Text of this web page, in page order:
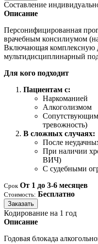
Составление
Описание
Персонифицированная
врачебным консилиумом
Включающая комплексную
мультидисциплинарный
Для кого подходит
Пациентам с:
Наркоманией
Алкоголизмом
тревожность)
В сложных случаях:
После
При наличии
ВИЧ)
С судебными
Срок От 1 до 3-6 месяцев
Стоимость: Бесплатно
Заказать
Кодирование на 1 год
Описание
Годовая блокада